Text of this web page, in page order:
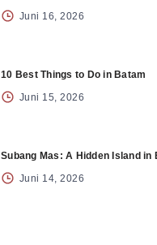
Juni 16, 2026
10 Best Things to Do in Batam
Juni 15, 2026
Subang Mas: A Hidden Island in
Juni 14, 2026